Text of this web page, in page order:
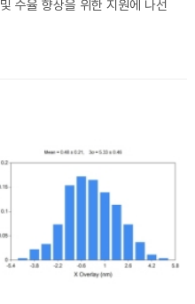
수율 향상을 위한 지원에 나선